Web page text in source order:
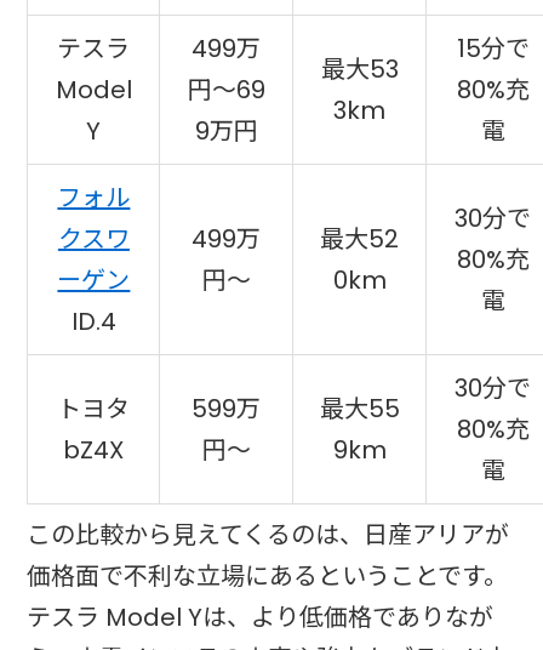
テスラ
Model
Y
499万
円〜69
9万円
最大53
3km
15分で
80%充
電
フォル
クスワ
ーゲン
ID.4
499万
円〜
最大52
0km
30分で
80%充
電
トヨタ
bZ4X
599万
円〜
最大55
9km
30分で
80%充
電
この比較から見えてくるのは、日産アリアが
価格面で不利な立場にあるということです。
テスラ Model Yは、より低価格でありなが